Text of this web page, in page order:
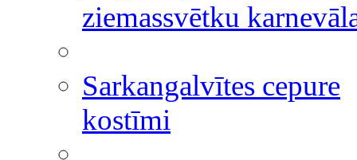
ziemassvētku
Sarkangalvītes cepure
kostīmi